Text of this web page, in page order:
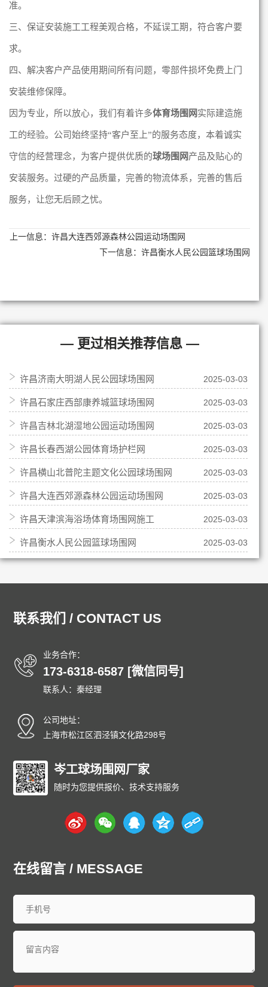
准。
三、保证安装施工工程美观合格，不延误工期，符合客户要
求。
四、解决客户产品使用期间所有问题，零部件损坏免费上门
安装维修保障。
因为专业，所以放心，我们有着许多体育场围网实际建造施
工的经验。公司始终坚持“客户至上”的服务态度，本着诚实
守信的经营理念，为客户提供优质的球场围网产品及贴心的
安装服务。过硬的产品质量，完善的物流体系，完善的售后
服务，让您无后顾之忧。
上一信息： 许昌大连西郊源森林公园运动场围网
下一信息：许昌衡水人民公园篮球场围网
— 更过相关推荐信息 —
许昌济南大明湖人民公园球场围网 2025-03-03
许昌石家庄西部康养城篮球场围网 2025-03-03
许昌吉林北湖湿地公园运动场围网 2025-03-03
许昌长春西湖公园体育场护栏网 2025-03-03
许昌横山北普陀主题文化公园球场围网 2025-03-03
许昌大连西郊源森林公园运动场围网 2025-03-03
许昌天津滨海浴场体育场围网施工 2025-03-03
许昌衡水人民公园篮球场围网 2025-03-03
联系我们 / CONTACT US
业务合作：
173-6318-6587 [微信同号]
联系人：秦经理
公司地址：
上海市松江区泗泾镇文化路298号
岑工球场围网厂家
随时为您提供报价、技术支持服务
在线留言 / MESSAGE